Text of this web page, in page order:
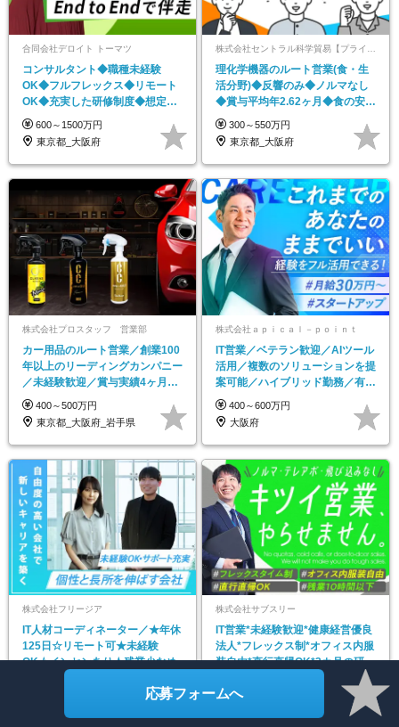
応募フォームへ
合同会社デロイト トーマツ
コンサルタント◆職種未経験
OK◆フルフレックス◆リモート
OK◆充実した研修制度◆想定年
収620万円～
600～1500万円
東京都_大阪府
理化学機器のルート営業(食・生
活分野)◆反響のみ◆ノルマなし
◆賞与平均年2.62ヶ月◆食の安心
安全を支える
300～550万円
東京都_大阪府
株式会社プロスタッフ 営業部
カー用品のルート営業／創業100
年以上のリーディングカンパニー
／未経験歓迎／賞与実績4ヶ月分
＋決算賞与あり
400～500万円
東京都_大阪府_岩手県
株式会社ａｐｉｃａｌ－ｐｏｉｎｔ
IT営業／ベテラン歓迎／AIツール
活用／複数のソリューションを提
案可能／ハイブリッド勤務／有給
100%消化も可
400～600万円
大阪府
株式会社フリージア
IT人材コーディネーター／★年休
125日☆リモート可★未経験
OK☆インセンあり★残業少なめ
株式会社サブスリー
IT営業*未経験歓迎*健康経営優良
法⼈*フレックス制*オフィス内服
装自由*直行直帰OK*3カ月の研修
東京都_神奈川県_埼玉県_千葉県